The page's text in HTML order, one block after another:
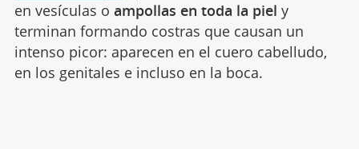
en vesículas o ampollas en toda la piel y
terminan formando costras que causan un
intenso picor: aparecen en el cuero cabelludo,
en los genitales e incluso en la boca.